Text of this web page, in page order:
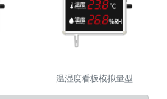
温湿度看板模拟量型